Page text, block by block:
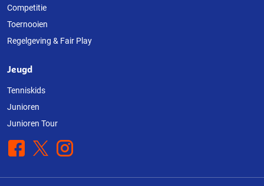
Competitie
Toernooien
Regelgeving & Fair Play
Jeugd
Tenniskids
Junioren
Junioren Tour
Facebook
X Instagram